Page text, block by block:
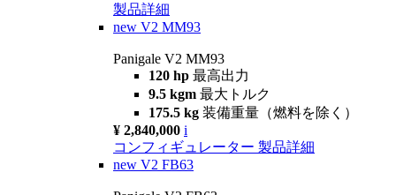
製品詳細
new V2 MM93
Panigale V2 MM93
120 hp 最高出力
9.5 kgm 最大トルク
175.5 kg 装備重量（燃料を除く）
¥ 2,840,000 i
コンフィギュレーター 製品詳細
new V2 FB63